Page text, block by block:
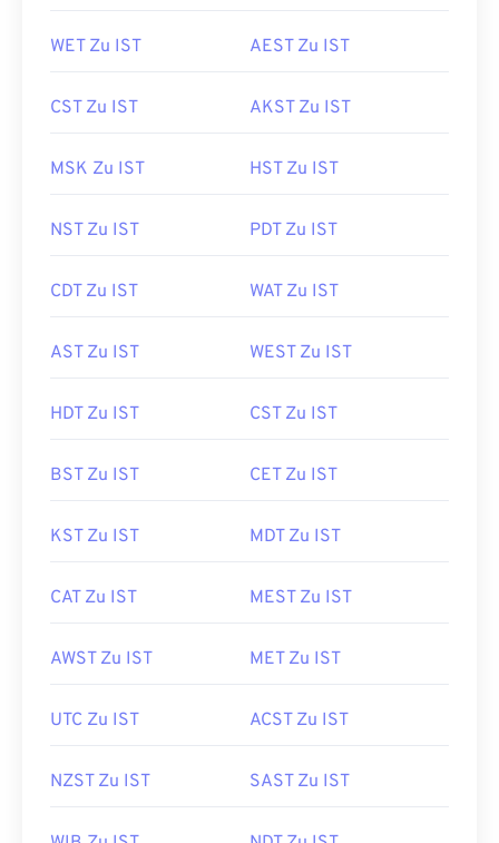
WET Zu IST AEST Zu IST
CST Zu IST AKST Zu IST
MSK Zu IST HST Zu IST
NST Zu IST PDT Zu IST
CDT Zu IST WAT Zu IST
AST Zu IST WEST Zu IST
HDT Zu IST CST Zu IST
BST Zu IST CET Zu IST
KST Zu IST MDT Zu IST
CAT Zu IST MEST Zu IST
AWST Zu IST MET Zu IST
UTC Zu IST ACST Zu IST
NZST Zu IST SAST Zu IST